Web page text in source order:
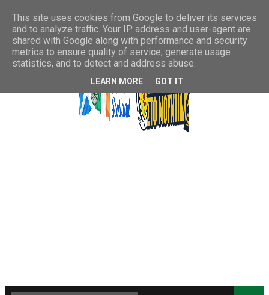
This site uses cookies from Google to deliver its services
and to analyze traffic. Your IP address and user-agent are
shared with Google along with performance and security
metrics to ensure quality of service, generate usage
statistics, and to detect and address abuse.
LEARN MORE GOT IT